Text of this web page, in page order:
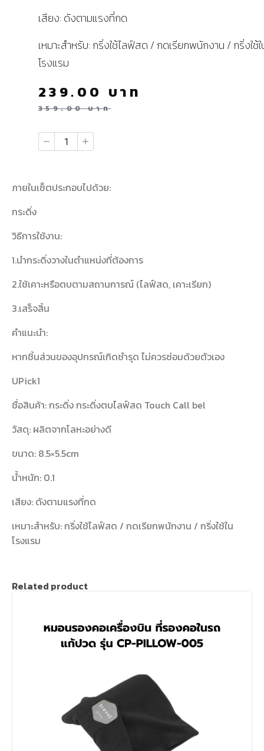
เสียง: ดังตามแรงที่กด
เหมาะสำหรับ: กริ่งใช้ไลฟ์สด / กดเรียกพนักงาน / กริ่งใช้
โรงแรม
359.00บาท
239.00 บาท
ภายในเซ็ตประกอบไปด้วย:
กระดิ่ง
วิธีการใช้งาน:
1.นำกระดิ่งวางในตำแหน่งที่ต้องการ
2.ใช้เคาะหรือตบตามสถานการณ์ (ไลฟ์สด, เคาะเรียก)
3.เสร็จสิ้น
คำแนะนำ:
หากชิ้นส่วนของอุปกรณ์เกิดชำรุด ไม่ควรซ่อมด้วยตัวเอง
UPick1
ชื่อสินค้า: กระดิ่ง กระดิ่งตบไลฟ์สด Touch Call bel
วัสดุ: ผลิตจากโลหะอย่างดี
ขนาด: 8.5×5.5cm
น้ำหนัก: 0.1
เสียง: ดังตามแรงที่กด
เหมาะสำหรับ: กริ่งใช้ไลฟ์สด / กดเรียกพนักงาน / กริ่งใช้ใน
โรงแรม
Related product